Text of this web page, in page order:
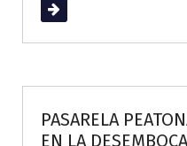
Read More
PASARELA
EN LA